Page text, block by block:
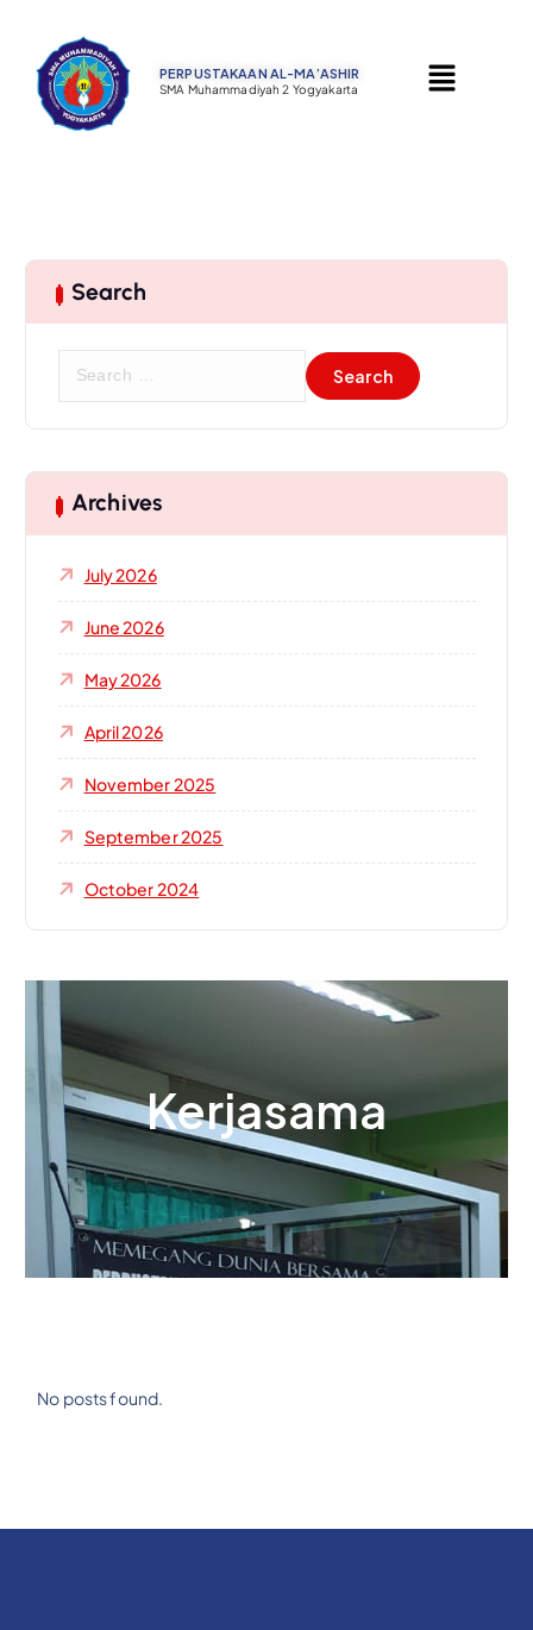
PERPUSTAKAAN AL-MA’ASHIR ​
SMA Muhammadiyah 2 Yogyakarta
Search
Archives
July 2026
June 2026
May 2026
April 2026
November 2025
September 2025
October 2024
Kerjasama
No posts found.